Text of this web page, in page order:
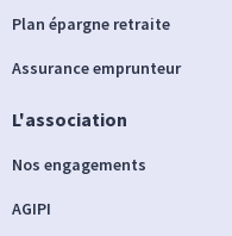
Plan épargne retraite
Assurance emprunteur
L'association
Nos engagements
AGIPI